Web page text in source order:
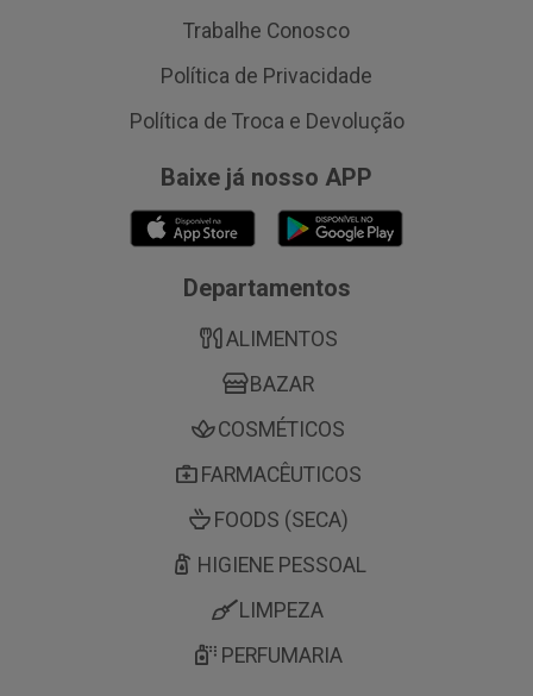
Trabalhe Conosco
Política de Privacidade
Política de Troca e Devolução
Baixe já nosso APP
Departamentos
ALIMENTOS
BAZAR
COSMÉTICOS
FARMACÊUTICOS
FOODS (SECA)
HIGIENE PESSOAL
LIMPEZA
PERFUMARIA